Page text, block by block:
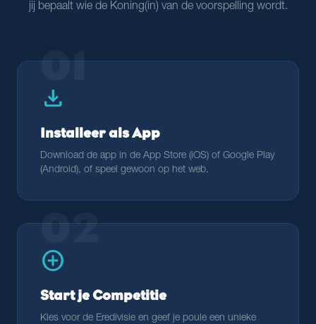
jij bepaalt wie de Koning(in) van de voorspelling wordt.
01
download
Installeer als App
Download de app in de App Store (iOS) of Google Play
(Android), of speel gewoon op het web.
02
add_circle
Start je Competitie
Kies voor de Eredivisie en geef je poule een unieke